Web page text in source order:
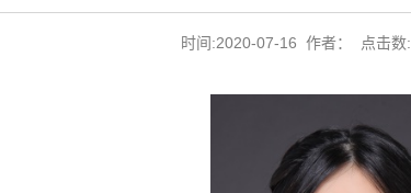
时间:2020-07-16 作者： 点击数: